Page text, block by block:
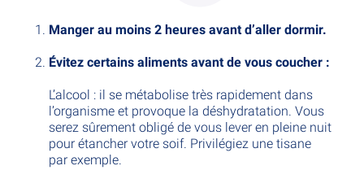
Manger au moins 2 heures avant d’aller dormir.
Évitez certains aliments avant de vous coucher :
L’alcool : il se métabolise très rapidement dans
l’organisme et provoque la déshydratation. Vous
serez sûrement obligé de vous lever en pleine nuit
pour étancher votre soif. Privilégiez une tisane
par exemple.